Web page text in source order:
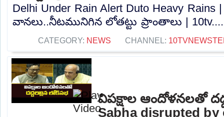
Delhi Under Rain Alert Duto Heavy
వానలు..నీటమునిగిన లోతట్టు ప్రాంతాలు |
CATEGORY: NEWS CHANNEL:
విపక్షాల ఆందోళనలతో
Sabha disrupted